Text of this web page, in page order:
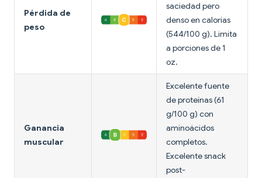
Pérdida de
peso
saciedad pero
denso en calorías
(544/100 g). Limita
a porciones de 1
oz.
Ganancia
muscular
Excelente fuente
de proteínas (61
g/100 g) con
aminoácidos
completos.
Excelente snack
post-